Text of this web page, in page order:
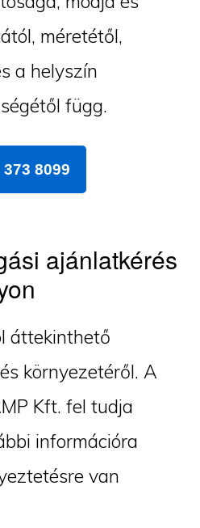
méretétől,
a helyszín
függ.
373 8099
ajánlatkérés
áttekinthető
környezetéről. A
Kft. fel tudja
információra
van